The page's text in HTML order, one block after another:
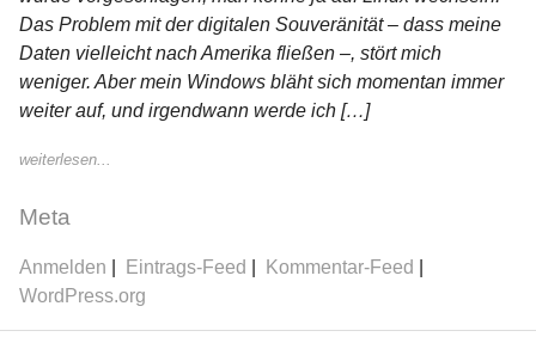
Das Problem mit der digitalen Souveränität – dass meine
Daten vielleicht nach Amerika fließen –, stört mich
weniger. Aber mein Windows bläht sich momentan immer
weiter auf, und irgendwann werde ich […]
weiterlesen...
Meta
Anmelden Eintrags-Feed
Kommentar-Feed
WordPress.org